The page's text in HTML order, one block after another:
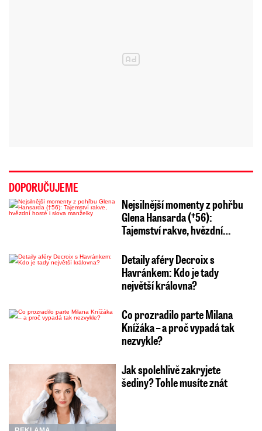
DOPORUČUJEME
Nejsilnější momenty z pohřbu
Glena Hansarda (†56):
Tajemství rakve, hvězdní…
Detaily aféry Decroix s
Havránkem: Kdo je tady
největší královna?
Co prozradilo parte Milana
Knížáka – a proč vypadá tak
nezvykle?
Jak spolehlivě zakryjete
šediny? Tohle musíte znát